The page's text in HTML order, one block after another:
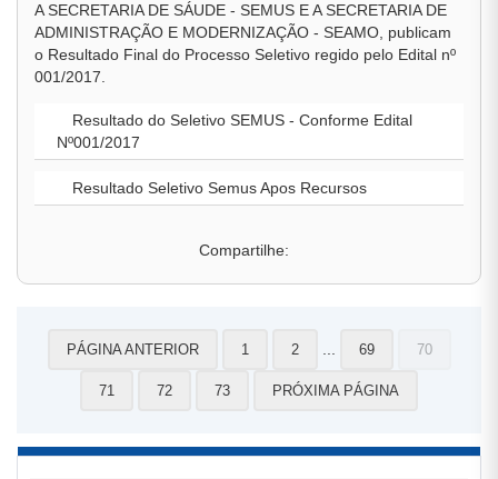
A SECRETARIA DE SÁUDE - SEMUS E A SECRETARIA DE
ADMINISTRAÇÃO E MODERNIZAÇÃO - SEAMO, publicam
o Resultado Final do Processo Seletivo regido pelo Edital nº
001/2017.
Resultado do Seletivo SEMUS - Conforme Edital
Nº001/2017
Resultado Seletivo Semus Apos Recursos
Compartilhe:
PÁGINA ANTERIOR 1 2 69 70
71 72 73 PRÓXIMA PÁGINA